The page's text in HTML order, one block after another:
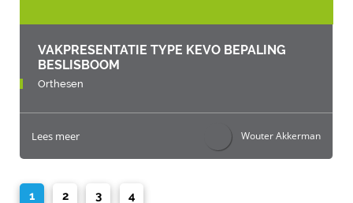
VAKPRESENTATIE TYPE KEVO BEPALING
BESLISBOOM
Orthesen
Lees meer Wouter Akkerman
1 2 3 4